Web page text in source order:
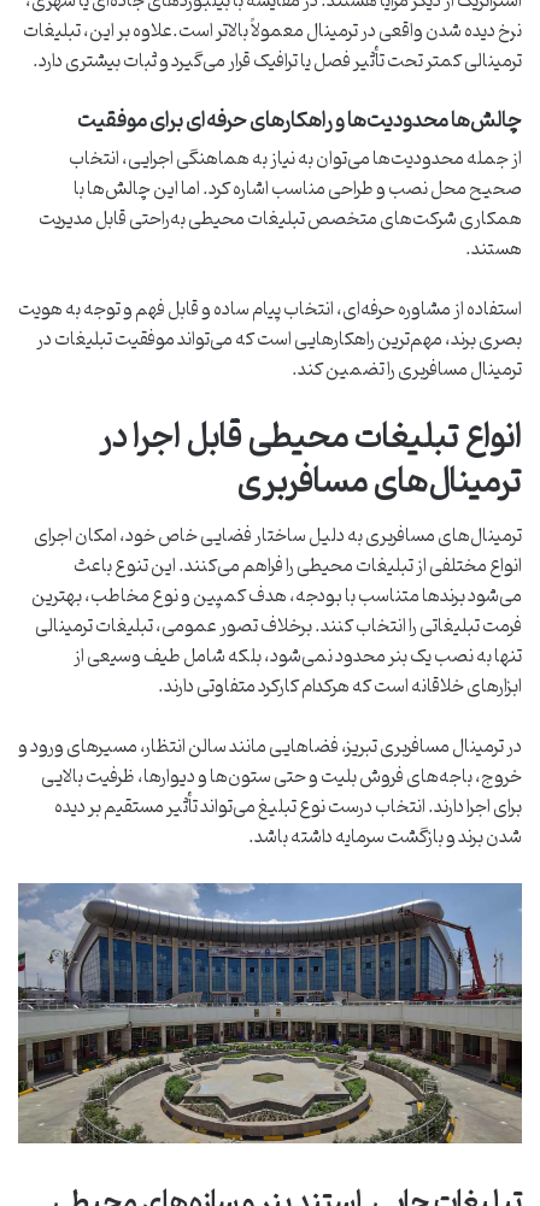
نرخ دیده شدن واقعی در ترمینال معمولاً بالاتر است.علاوه بر این، تبلیغات
ترمینالی کمتر تحت تأثیر فصل یا ترافیک قرار می‌گیرد و ثبات بیشتری دارد.
چالش‌ها محدودیت‌ها و راهکارهای حرفه‌ای برای موفقیت
از جمله محدودیت‌ها می‌توان به نیاز به هماهنگی اجرایی، انتخاب
صحیح محل نصب و طراحی مناسب اشاره کرد. اما این چالش‌ها با
همکاری شرکت‌های متخصص تبلیغات محیطی به‌راحتی قابل مدیریت
هستند.
استفاده از مشاوره حرفه‌ای، انتخاب پیام ساده و قابل فهم و توجه به هویت
بصری برند، مهم‌ترین راهکارهایی است که می‌تواند موفقیت تبلیغات در
ترمینال مسافربری را تضمین کند.
انواع تبلیغات محیطی قابل اجرا در
ترمینال‌های مسافربری
ترمینال‌های مسافربری به دلیل ساختار فضایی خاص خود، امکان اجرای
انواع مختلفی از تبلیغات محیطی را فراهم می‌کنند. این تنوع باعث
می‌شود برندها متناسب با بودجه، هدف کمپین و نوع مخاطب، بهترین
فرمت تبلیغاتی را انتخاب کنند. برخلاف تصور عمومی، تبلیغات ترمینالی
تنها به نصب یک بنر محدود نمی‌شود، بلکه شامل طیف وسیعی از
ابزارهای خلاقانه است که هرکدام کارکرد متفاوتی دارند.
در ترمینال مسافربری تبریز، فضاهایی مانند سالن انتظار، مسیرهای ورود و
خروج، باجه‌های فروش بلیت و حتی ستون‌ها و دیوارها، ظرفیت بالایی
برای اجرا دارند. انتخاب درست نوع تبلیغ می‌تواند تأثیر مستقیم بر دیده
شدن برند و بازگشت سرمایه داشته باشد.